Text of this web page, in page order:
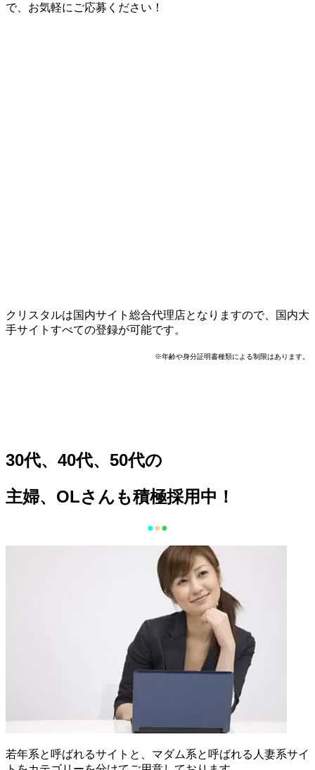
で、お気軽にご応募ください！
クリスタルは国内サイト総合代理店となりますので、国内大
手サイトすべての登録が可能です。
※年齢や身分証明書種類による制限はあります。
30代、40代、50代の
主婦、OLさんも積極採用中！
●●●
若年系と呼ばれるサイトと、マダム系と呼ばれる人妻系サイ